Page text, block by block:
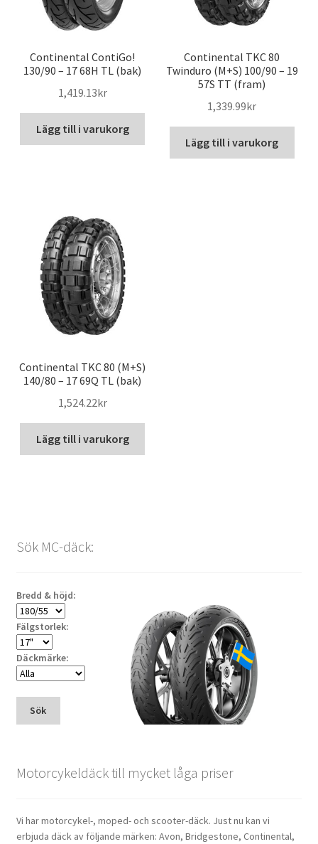
Continental ContiGo!
130/90 – 17 68H TL (bak)
1,419.13kr
Lägg till i varukorg
Continental TKC 80
Twinduro (M+S) 100/90 – 19
57S TT (fram)
1,339.99kr
Lägg till i varukorg
Continental TKC 80 (M+S)
140/80 – 17 69Q TL (bak)
1,524.22kr
Lägg till i varukorg
Sök MC-däck:
Bredd & höjd:
Fälgstorlek:
Däckmärke:
Sök
Motorcykeldäck till mycket låga priser
Vi har motorcykel-, moped- och scooter-däck. Just nu kan vi
erbjuda däck av följande märken: Avon, Bridgestone, Continental,